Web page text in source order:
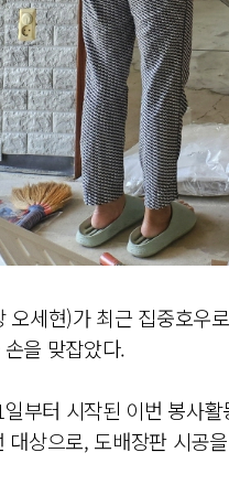
오세현)가 최근 집중호우
을 맞잡았다.
부터 시작된 이번 봉사
대상으로, 도배장판 시공